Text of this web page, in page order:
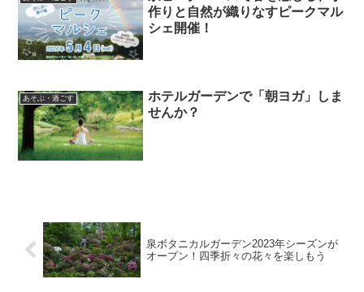
作りと自然が織りなすピークマル
シェ開催！
あそぶ・過ごす
ホテルガーデンで「朝ヨガ」しま
せんか？
泉ボタニカルガーデン2023年シーズンが
オープン！四季折々の花々を楽しもう